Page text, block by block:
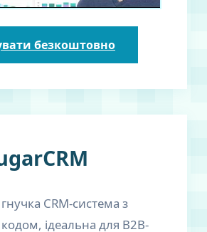
безкоштовно
CRM-система з
ідеальна для B2B-